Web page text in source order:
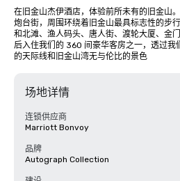
在旧金山杰伊酒店，体验前所未有的旧金山
炮台街，周围环绕着旧金山最具标志性的步
和北滩、渔人码头、唐人街、渡轮大厦、金
后入住我们的 360 间豪华客房之一，透过我
的天际线和旧金山湾无与伦比的景色
场地详情
连锁供应商
Marriott Bonvoy
品牌
Autograph Collection